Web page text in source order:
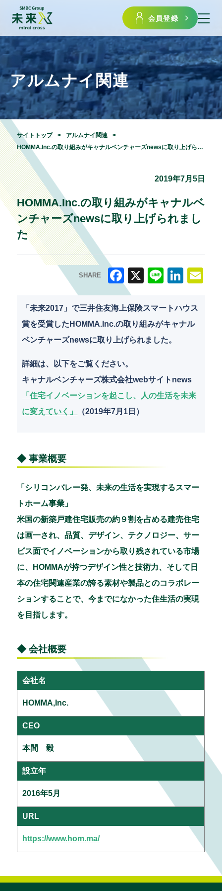
会員登録
アルムナイ関連
サイトトップ
アルムナイ関連
HOMMA.Inc.の取り組みがキャナルベンチャーズnewsに取り上げられました
2019年7月5日
HOMMA.Inc.の取り組みがキャナルベ
ンチャーズnewsに取り上げられまし
た
SHARE
F
a
c
e
o
o
k
n
e
n
k
m
ai
「未来2017」で三井住友海上保険スマートハウス
賞を受賞したHOMMA.Inc.の取り組みがキャナル
ベンチャーズnewsに取り上げられました。
詳細は、以下をご覧ください。
キャナルベンチャーズ株式会社webサイトnews
「住宅イノベーションを起こし、人の生活を未来
に変えていく」
（2019年7月1日）
◆ 事業概要
「シリコンバレー発、未来の生活を実現するスマー
トホーム事業」
米国の新築戸建住宅販売の約９割を占める建売住宅
は画一され、品質、デザイン、テクノロジー、サー
ビス面でイノベーションから取り残されている市場
に、HOMMAが持つデザイン性と技術力、そして日
本の住宅関連産業の誇る素材や製品とのコラボレー
ションすることで、今までになかった住生活の実現
を目指します。
◆ 会社概要
会社名
HOMMA,Inc.
CEO
本間 毅
設立年
2016年5月
URL
https://www.hom.ma/